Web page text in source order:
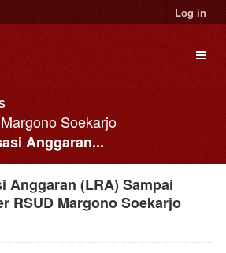
Log in
Soekarjo
Anggaran...
Anggaran (LRA) Sampai
RSUD Margono Soekarjo